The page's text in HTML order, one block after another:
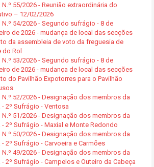
N.º 55/2026 - Reunião extraordinária do
– 12/02/2026
N.º 54/2026 - Segundo sufrágio - 8 de
de 2026 - mudança de local das secções
da assembleia de voto da freguesia de
do Rol
N.º 53/2026 - Segundo sufrágio - 8 de
de 2026 - mudança de local das secções
do Pavilhão Expotorres para o Pavilhão
N.º 52/2026 - Designação dos membros da
- 2º Sufrágio - Ventosa
N.º 51/2026 - Designação dos membros da
- 2º Sufrágio - Maxial e Monte Redondo
N.º 50/2026 - Designação dos membros da
- 2º Sufrágio - Carvoeira e Carmões
N.º 49/2026 - Designação dos membros da
- 2º Sufrágio - Campelos e Outeiro da Cabeça